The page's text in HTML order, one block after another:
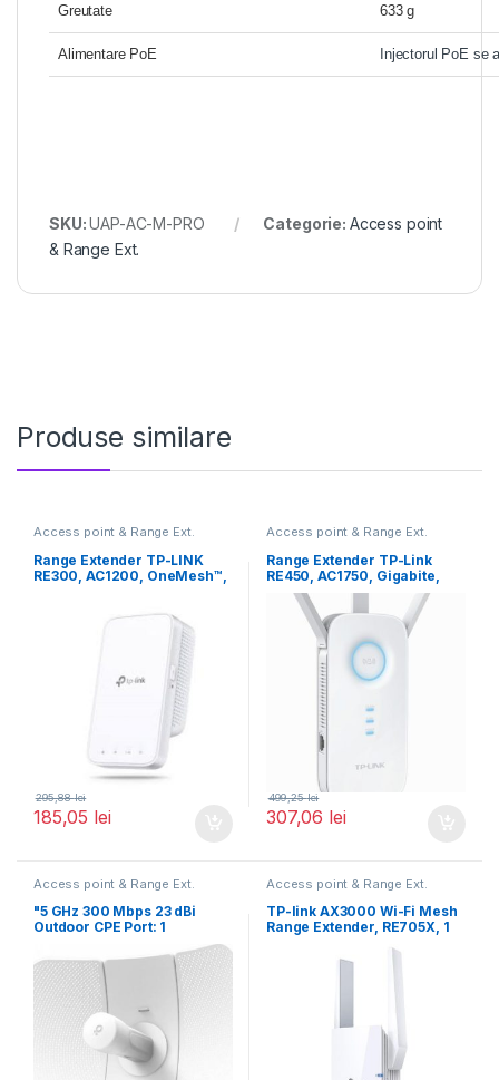
Greutate 633 g
Alimentare PoE Injectorul PoE se
SKU:UAP-AC-M-PRO Categorie: Access point
& Range Ext.
Produse similare
Access point & Range Ext.
Range Extender TP-LINK
RE300, AC1200, OneMesh™,
185,05 lei
295,88lei
Access point & Range Ext.
Range Extender TP-Link
RE450, AC1750, Gigabite,
Mod High Speed
307,06 lei
499,25lei
Access point & Range Ext.
"5 GHz 300 Mbps 23 dBi
Outdoor CPE Port: 1
Access point & Range Ext.
TP-link AX3000 Wi-Fi Mesh
Range Extender, RE705X, 1